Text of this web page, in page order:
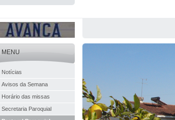
MENU
Notícias
Avisos da Semana
Horário das missas
Secretaria Paroquial